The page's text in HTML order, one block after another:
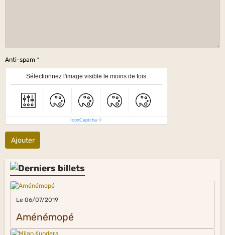
Anti-spam
Sélectionnez l'image visible le moins de fois
IconCaptcha ©
Ajouter
Le 06/07/2019
Aménémopé